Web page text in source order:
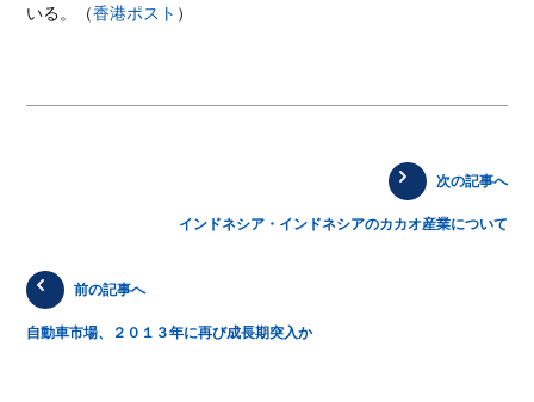
いる。（香港ポスト ）
次の記事へ
インドネシア・インドネシアのカカオ産業について
前の記事へ
自動車市場、２０１３年に再び成長期突入か